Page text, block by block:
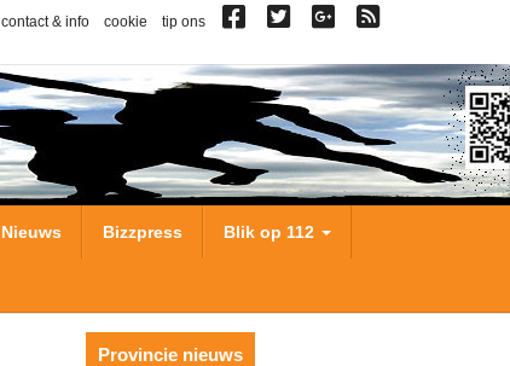
contact & info cookie tip ons
Nieuws Bizzpress Blik op 112
Provincie nieuws